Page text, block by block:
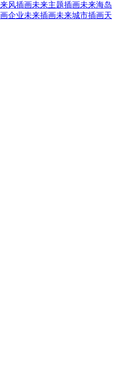
风插画未来主题插画未来海岛
企业未来插画未来城市插画天